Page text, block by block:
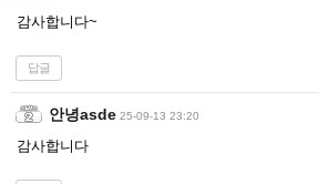
감사합니다~
답글
안녕asde 25-09-13 23:20
감사합니다